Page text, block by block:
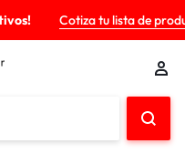
Cotiza tu lista de